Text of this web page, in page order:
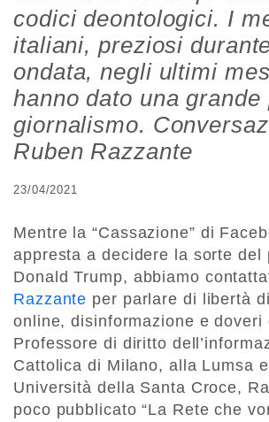
codici deontologici. I
italiani, preziosi
ondata, negli ultimi
hanno dato una
giornalismo.
Ruben Razzante
23/04/2021
Mentre la “Cassazione” di
appresta a decidere la sorte del
Donald Trump, abbiamo
Razzante per parlare di libertà
online, disinformazione e doveri
Professore di diritto
Cattolica di Milano, alla Lumsa
Università della Santa Croce,
poco pubblicato “La Rete che